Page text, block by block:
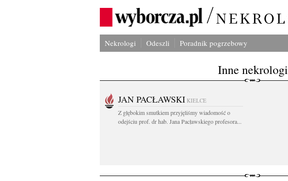
Nekrologi Odeszli Poradnik pogrzebowy
Inne nekrologi
JAN PACŁAWSKI KIELCE
Z głębokim smutkiem przyjęliśmy wiadomość o
odejściu prof. dr hab. Jana Pacławskiego profesora...